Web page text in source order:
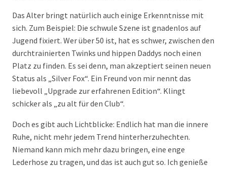
Das Alter bringt natürlich auch einige Erkenntnisse mit
sich. Zum Beispiel: Die schwule Szene ist gnadenlos auf
Jugend fixiert. Wer über 50 ist, hat es schwer, zwischen den
durchtrainierten Twinks und hippen Daddys noch einen
Platz zu finden. Es sei denn, man akzeptiert seinen neuen
Status als „Silver Fox“. Ein Freund von mir nennt das
liebevoll „Upgrade zur erfahrenen Edition“. Klingt
schicker als „zu alt für den Club“.
Doch es gibt auch Lichtblicke: Endlich hat man die innere
Ruhe, nicht mehr jedem Trend hinterherzuhechten.
Niemand kann mich mehr dazu bringen, eine enge
Lederhose zu tragen, und das ist auch gut so. Ich genieße